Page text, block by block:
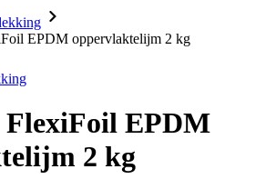
EPDM oppervlaktelijm 2 kg
EPDM
2 kg